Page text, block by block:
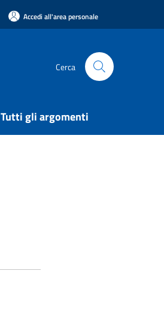
Accedi all'area personale
Cerca
Tutti gli argomenti